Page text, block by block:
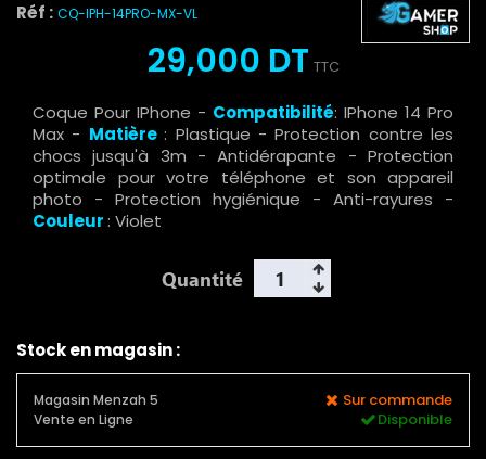
Réf : CQ-IPH-14PRO-MX-VL
29,000 DT TTC
Coque Pour IPhone - Compatibilité: IPhone 14 Pro
Max - Matière: Plastique - Protection contre les
chocs jusqu'à 3m - Antidérapante - Protection
optimale pour votre téléphone et son appareil
photo - Protection hygiénique - Anti-rayures -
Couleur: Violet
Quantité
Stock en magasin :
Magasin Menzah 5 Sur commande
Vente en Ligne Disponible